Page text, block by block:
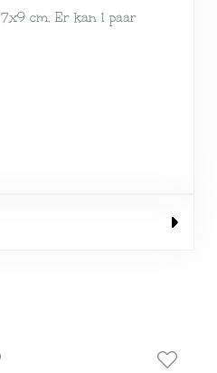
cm. Er kan 1 paar